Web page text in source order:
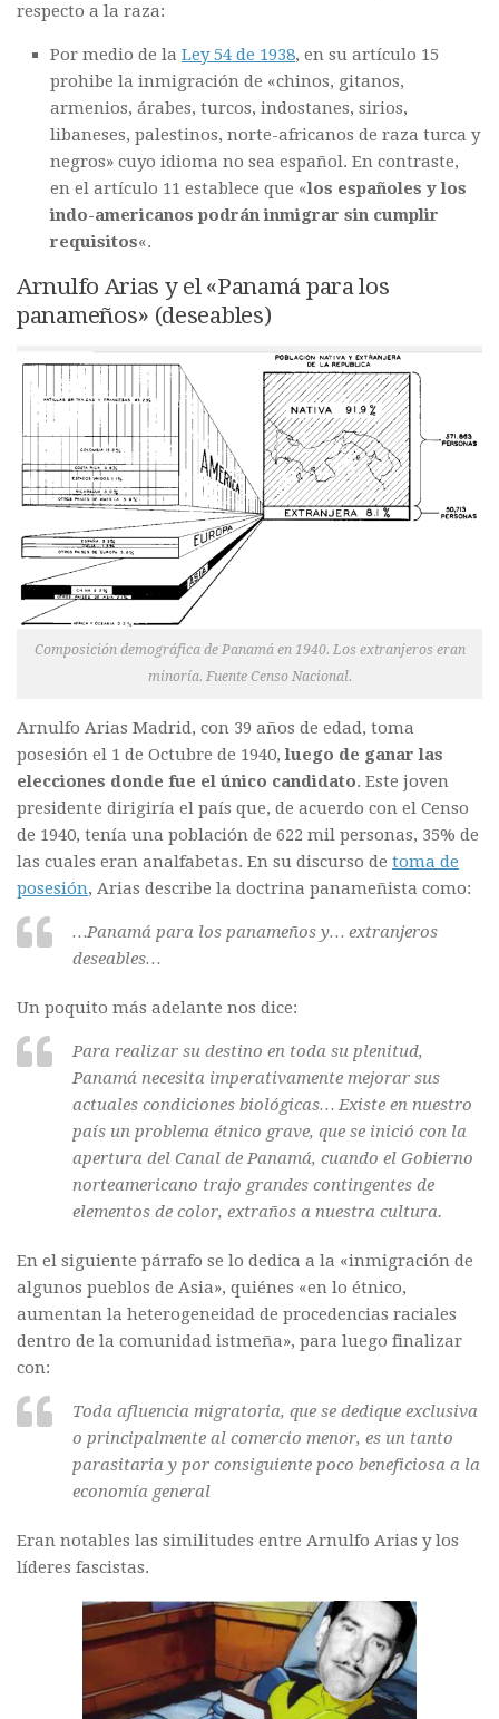
respecto a la raza:
Por medio de la Ley 54 de 1938, en su artículo 15
prohibe la inmigración de «chinos, gitanos,
armenios, árabes, turcos, indostanes, sirios,
libaneses, palestinos, norte-africanos de raza turca y
negros» cuyo idioma no sea español. En contraste,
en el artículo 11 establece que «los españoles y los
indo-americanos podrán inmigrar sin cumplir
requisitos«.
Arnulfo Arias y el «Panamá para los
panameños» (deseables)
Composición demográfica de Panamá en 1940. Los extranjeros eran
minoría. Fuente Censo Nacional.
Arnulfo Arias Madrid, con 39 años de edad, toma
posesión el 1 de Octubre de 1940,luego de ganar las
elecciones donde fue el único candidato. Este joven
presidente dirigiría el país que, de acuerdo con el Censo
de 1940, tenía una población de 622 mil personas, 35% de
las cuales eran analfabetas. En su discurso de toma de
posesión, Arias describe la doctrina panameñista como:
…Panamá para los panameños y… extranjeros
deseables…
Un poquito más adelante nos dice:
Para realizar su destino en toda su plenitud,
Panamá necesita imperativamente mejorar sus
actuales condiciones biológicas… Existe en nuestro
país un problema étnico grave, que se inició con la
apertura del Canal de Panamá, cuando el Gobierno
norteamericano trajo grandes contingentes de
elementos de color, extraños a nuestra cultura.
En el siguiente párrafo se lo dedica a la «inmigración de
algunos pueblos de Asia», quiénes «en lo étnico,
aumentan la heterogeneidad de procedencias raciales
dentro de la comunidad istmeña», para luego finalizar
con:
Toda afluencia migratoria, que se dedique exclusiva
o principalmente al comercio menor, es un tanto
parasitaria y por consiguiente poco beneficiosa a la
economía general
Eran notables las similitudes entre Arnulfo Arias y los
líderes fascistas.